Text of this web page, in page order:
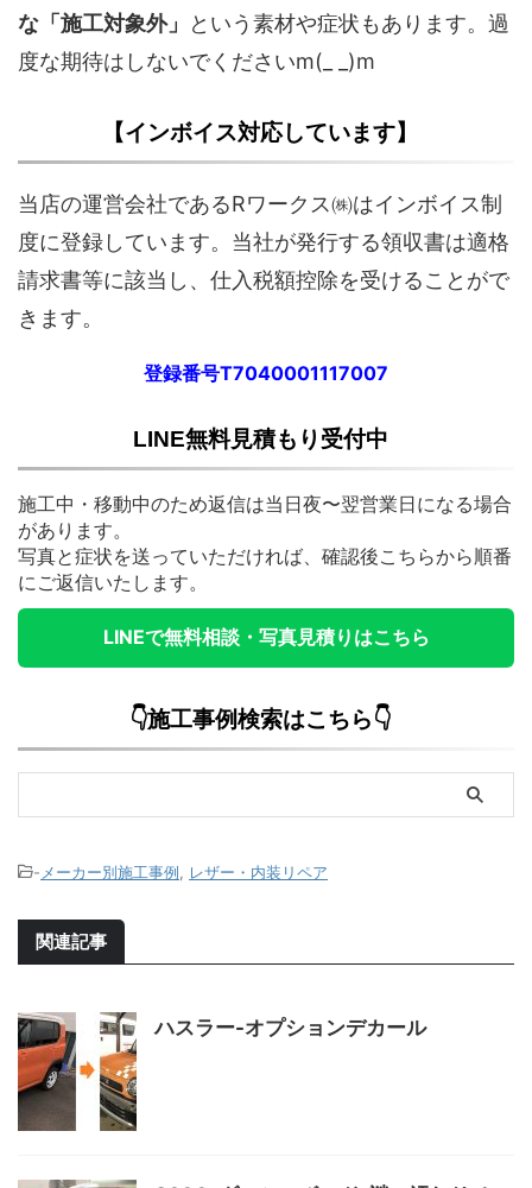
な「施工対象外」
という素材や症状もあります。過
度な期待はしないでくださいm(_ _)m
【インボイス対応しています】
当店の運営会社であるRワークス㈱はインボイス制
度に登録しています。当社が発行する領収書は適格
請求書等に該当し、仕入税額控除を受けることがで
きます。
登録番号T7040001117007
LINE無料見積もり受付中
施工中・移動中のため返信は当日夜〜翌営業日になる場合
があります。
写真と症状を送っていただければ、確認後こちらから順番
にご返信いたします。
LINEで無料相談・写真見積りはこちら
👇施工事例検索はこちら👇
-メーカー別施工事例, レザー・内装リペア
関連記事
ハスラー-オプションデカール